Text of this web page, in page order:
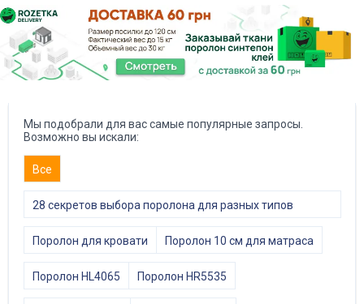
Мы подобрали для вас самые популярные запросы.
Возможно вы искали:
Все
28 секретов выбора поролона для разных типов
Поролон для кровати Поролон 10 см для матраса
Поролон HL4065 Поролон HR5535